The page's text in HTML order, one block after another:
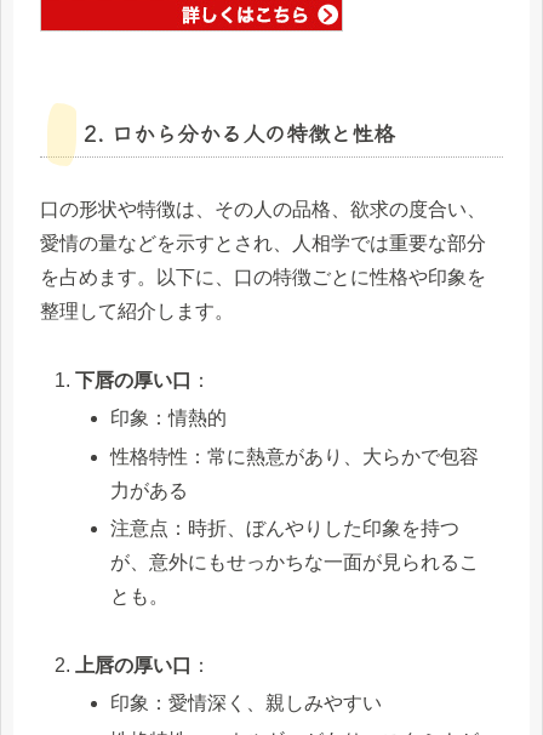
2. 口から分かる人の特徴と性格
口の形状や特徴は、その人の品格、欲求の度合い、
愛情の量などを示すとされ、人相学では重要な部分
を占めます。以下に、口の特徴ごとに性格や印象を
整理して紹介します。
下唇の厚い口
：
印象：情熱的
性格特性：常に熱意があり、大らかで包容
力がある
注意点：時折、ぼんやりした印象を持つ
が、意外にもせっかちな一面が見られるこ
とも。
上唇の厚い口
：
印象：愛情深く、親しみやすい